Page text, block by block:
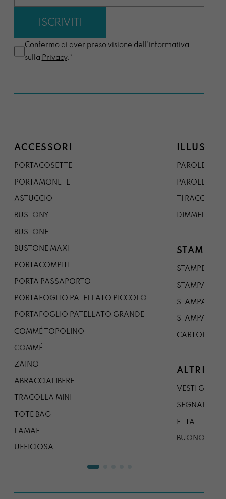
Confermo di aver preso visione dell'informativa
sulla Privacy.*
ACCESSORI
PORTACOSETTE
PORTAMONETE
ASTUCCIO
BUSTONY
BUSTONE
BUSTONE MAXI
PORTACOMPITI
PORTA PASSAPORTO
PORTAFOGLIO PATELLATO PICCOLO
PORTAFOGLIO PATELLATO GRANDE
COMMÉ TOPOLINO
COMMÉ
ZAINO
ABRACCIALIBERE
TRACOLLA MINI
TOTE BAG
LAMAE
UFFICIOSA
PAROLE DAL
PAROLE DA
TI
DIMMELO
STAMPE
STAMPE A5
STAMPA A3
STAMPA A1
STAMPA A0
CARTOLINA
ALTRE
VESTI
SEGNALIBRO
ETTA
BUONO